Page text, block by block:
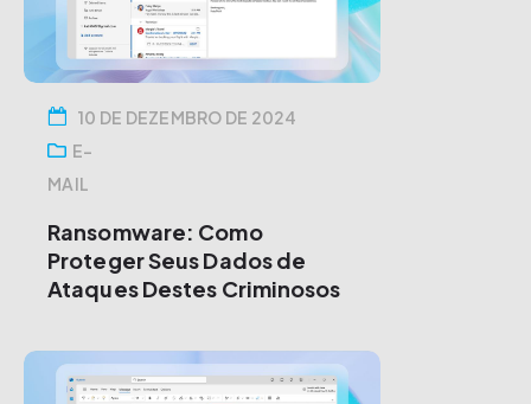
10 DE DEZEMBRO DE 2024
E-
MAIL
Ransomware: Como
Proteger Seus Dados de
Ataques Destes Criminosos